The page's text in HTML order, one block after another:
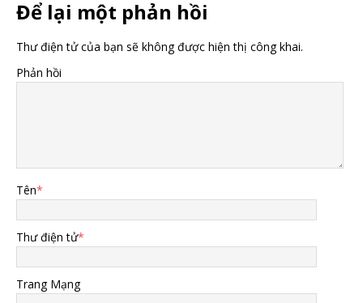
Để lại một phản hồi
Thư điện tử của bạn sẽ không được hiện thị công khai.
Phản hồi
Tên*
Thư điện tử*
Trang Mạng